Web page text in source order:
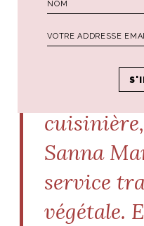
J’aime
de
Sanna
service
végétale.